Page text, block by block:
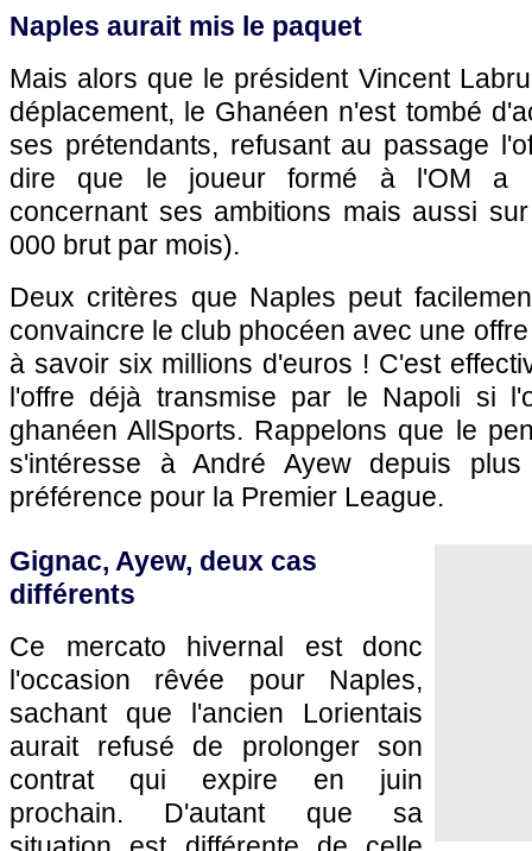
Naples aurait mis le paquet
Mais alors que le président Vincent
déplacement, le Ghanéen n'est tombé
ses prétendants, refusant au passage
dire que le joueur formé à l'OM a
concernant ses ambitions mais aussi
000 brut par mois).
Deux critères que Naples peut
convaincre le club phocéen avec une
à savoir six millions d'euros ! C'est
l'offre déjà transmise par le Napoli si
ghanéen AllSports. Rappelons que le
s'intéresse à André Ayew depuis
préférence pour la Premier League.
Gignac, Ayew, deux cas
différents
Ce mercato hivernal est donc
l'occasion rêvée pour Naples,
sachant que l'ancien Lorientais
aurait refusé de prolonger son
contrat qui expire en juin
prochain. D'autant que sa